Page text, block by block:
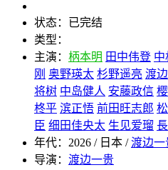
状态： 已完结
类型：
主演： 柄本明 田中伟登 中
刚 奥野瑛太 杉野遥亮 渡
将树 中岛健人 安藤政信
柊平 滨正悟 前田旺志郎
臣 细田佳央太 生见爱瑠
年代： 2026 / 日本 /渡边一
导演： 渡边一贵